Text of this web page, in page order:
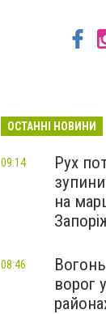
ОСТАННІ НОВИНИ
Рух
на
09:14
ворог
08:46